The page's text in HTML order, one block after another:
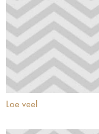
Loe veel